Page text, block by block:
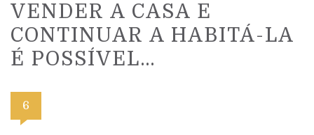
VENDER A CASA E
CONTINUAR A HABITÁ-LA
É POSSÍVEL…
6